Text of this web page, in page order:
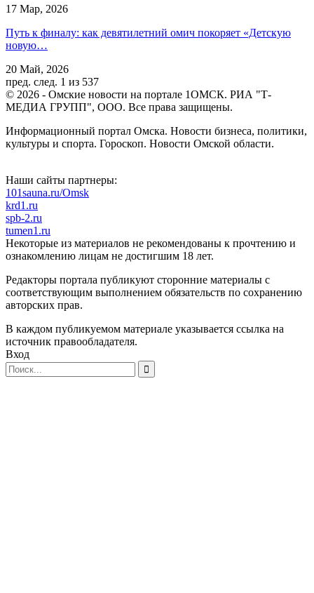
17 Мар, 2026
Путь к финалу: как девятилетний омич покоряет «Детскую
новую…
20 Май, 2026
пред. след. 1 из 537
© 2026 - Омские новости на портале 1ОМСК. РИА "Т-
МЕДИА ГРУПП", ООО. Все права защищены.
Информационный портал Омска. Новости бизнеса, политики,
культуры и спорта. Гороскоп. Новости Омской области.
Наши сайты партнеры:
101sauna.ru/Omsk
krd1.ru
spb-2.ru
tumen1.ru
Некоторые из материалов не рекомендованы к прочтению и
ознакомлению лицам не достигшим 18 лет.
Редакторы портала публикуют сторонние материалы с
соответствующим выполнением обязательств по сохранению
авторских прав.
В каждом публикуемом материале указывается ссылка на
источник правообладателя.
Вход